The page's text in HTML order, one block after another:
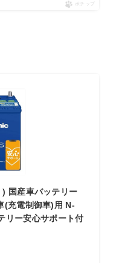
ポチップ
国産車バッテリー
充電制御車)用 N-
リー安心サポート付